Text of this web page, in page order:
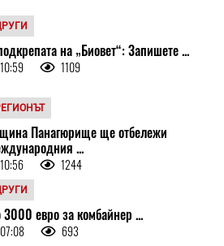
на „Биовет“: Запишете ...
10:59 1109
Панагюрище ще отбележи
...
10:56 1244
евро за комбайнер ...
07:08 693